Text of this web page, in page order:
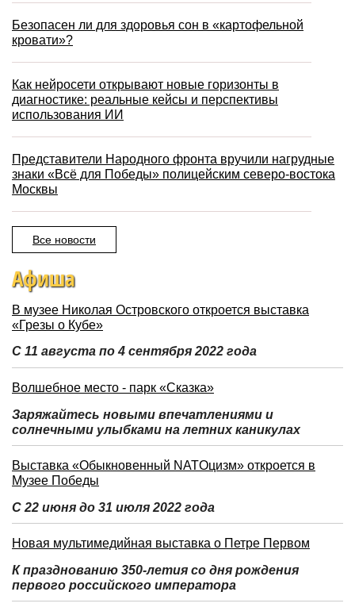
Безопасен ли для здоровья сон в «картофельной
кровати»?
Как нейросети открывают новые горизонты в
диагностике: реальные кейсы и перспективы
использования ИИ
Представители Народного фронта вручили нагрудные
знаки «Всё для Победы» полицейским северо-востока
Москвы
Все новости
Афиша
В музее Николая Островского откроется выставка
«Грезы о Кубе»
С 11 августа по 4 сентября 2022 года
Волшебное место - парк «Сказка»
Заряжайтесь новыми впечатлениями и
солнечными улыбками на летних каникулах
Выставка «Обыкновенный NATOцизм» откроется в
Музее Победы
С 22 июня до 31 июля 2022 года
Новая мультимедийная выставка о Петре Первом
К празднованию 350-летия со дня рождения
первого российского императора